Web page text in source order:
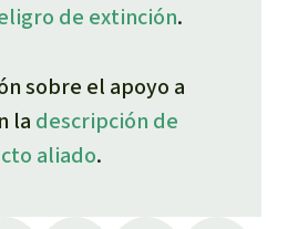
de extinción.
sobre el apoyo a
la descripción de
aliado.